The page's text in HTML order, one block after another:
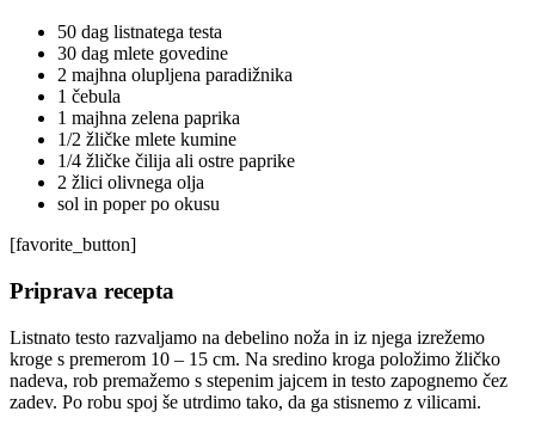
50 dag listnatega testa
30 dag mlete govedine
2 majhna olupljena paradižnika
1 čebula
1 majhna zelena paprika
1/2 žličke mlete kumine
1/4 žličke čilija ali ostre paprike
2 žlici olivnega olja
sol in poper po okusu
[favorite_button]
Priprava recepta
Listnato testo razvaljamo na debelino noža in iz njega izrežemo
kroge s premerom 10 – 15 cm. Na sredino kroga položimo žličko
nadeva, rob premažemo s stepenim jajcem in testo zapognemo čez
zadev. Po robu spoj še utrdimo tako, da ga stisnemo z vilicami.